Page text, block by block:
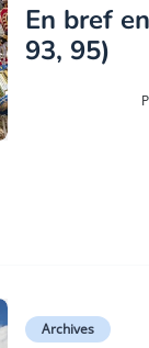
En bref
93, 95)
Archives